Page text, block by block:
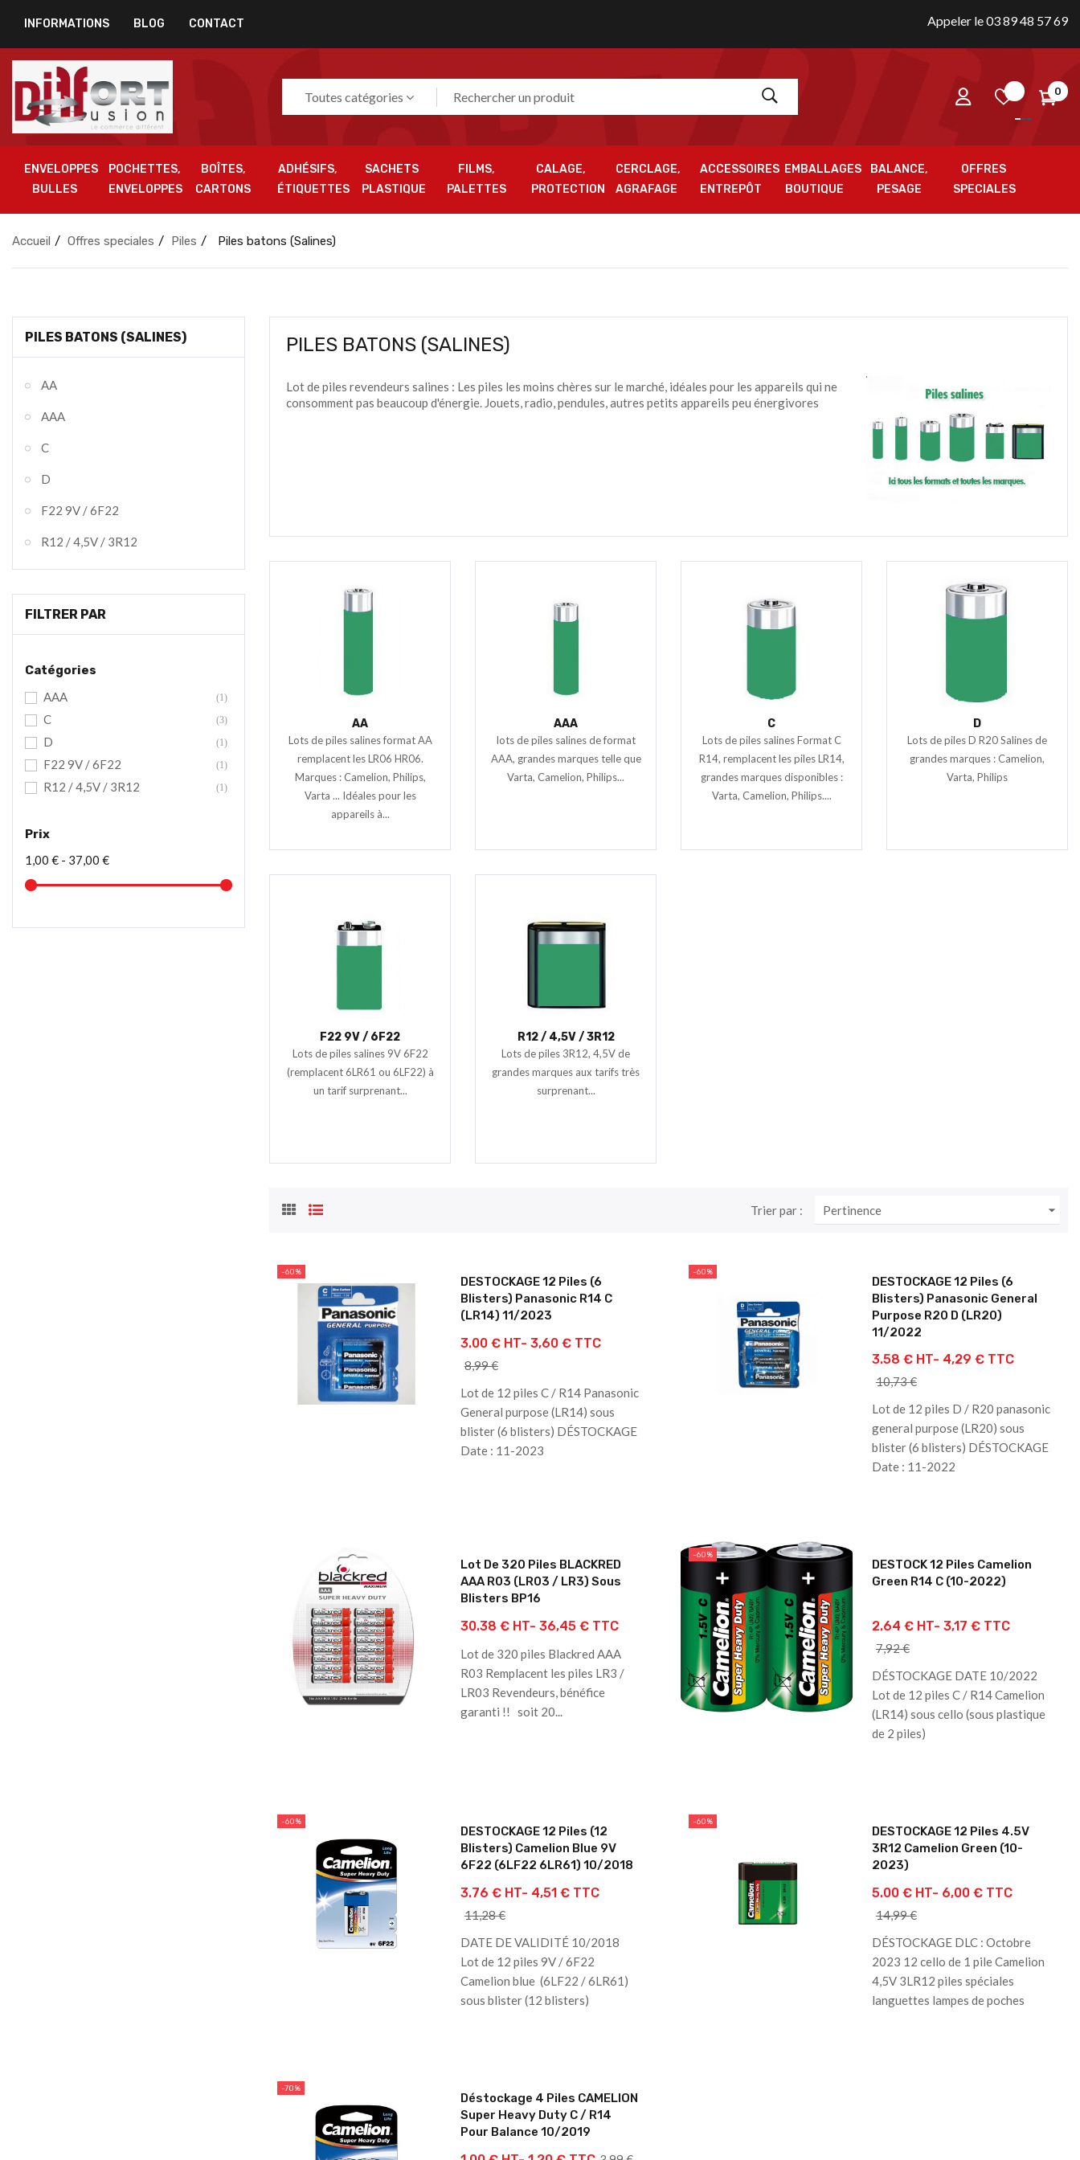
INFORMATIONS BLOG CONTACT Appeler le 03 89 48 57 69
Toutes catégories 0
ENVELOPPES
BULLES
POCHETTES,
ENVELOPPES
BOÎTES,
CARTONS
ADHÉSIFS,
ÉTIQUETTES
SACHETS
PLASTIQUE
FILMS,
PALETTES
CALAGE,
PROTECTION
CERCLAGE,
AGRAFAGE
ACCESSOIRES
ENTREPÔT
EMBALLAGES
BOUTIQUE
BALANCE,
PESAGE
OFFRES
SPECIALES
Accueil Offres speciales Piles Piles batons (Salines)
PILES BATONS (SALINES)
AA
AAA
C
D
F22 9V / 6F22
R12 / 4,5V / 3R12
FILTRER PAR
Catégories
AAA
(1)
C (3)
D (1)
F22 9V / 6F22 (1)
R12 / 4,5V / 3R12 (1)
Prix
1,00 € - 37,00 €
PILES BATONS (SALINES)
Lot de piles revendeurs salines : Les piles les moins chères sur le marché, idéales pour les appareils qui ne
consomment pas beaucoup d'énergie. Jouets, radio, pendules, autres petits appareils peu énergivores
AA
Lots de piles salines format AA
remplacent les LR06 HR06.
Marques : Camelion, Philips,
Varta ... Idéales pour les
appareils à...
AAA
lots de piles salines de format
AAA, grandes marques telle que
Varta, Camelion, Philips...
C
Lots de piles salines Format C
R14, remplacent les piles LR14,
grandes marques disponibles :
Varta, Camelion, Philips....
D
Lots de piles D R20 Salines de
grandes marques : Camelion,
Varta, Philips
F22 9V / 6F22
Lots de piles salines 9V 6F22
(remplacent 6LR61 ou 6LF22) à
un tarif surprenant...
R12 / 4,5V / 3R12
Lots de piles 3R12, 4,5V de
grandes marques aux tarifs très
surprenant...
Trier par : Pertinence 
-60%
DESTOCKAGE 12 Piles (6
Blisters) Panasonic R14 C
(LR14) 11/2023
3.00 € HT- 3,60 € TTC
8,99 €
Lot de 12 piles C / R14 Panasonic
General purpose (LR14) sous
blister (6 blisters) DÉSTOCKAGE
Date : 11-2023
-60%
DESTOCKAGE 12 Piles (6
Blisters) Panasonic General
Purpose R20 D (LR20)
11/2022
3.58 € HT- 4,29 € TTC
10,73 €
Lot de 12 piles D / R20 panasonic
general purpose (LR20) sous
blister (6 blisters) DÉSTOCKAGE
Date : 11-2022
Lot De 320 Piles BLACKRED
AAA R03 (LR03 / LR3) Sous
Blisters BP16
30.38 € HT- 36,45 € TTC
Lot de 320 piles Blackred AAA
R03 Remplacent les piles LR3 /
LR03 Revendeurs, bénéfice
garanti !! soit 20...
-60%
DESTOCK 12 Piles Camelion
Green R14 C (10-2022)
2.64 € HT- 3,17 € TTC
7,92 €
DÉSTOCKAGE DATE 10/2022
Lot de 12 piles C / R14 Camelion
(LR14) sous cello (sous plastique
de 2 piles)
-60%
DESTOCKAGE 12 Piles (12
Blisters) Camelion Blue 9V
6F22 (6LF22 6LR61) 10/2018
3.76 € HT- 4,51 € TTC
11,28 €
DATE DE VALIDITÉ 10/2018
Lot de 12 piles 9V / 6F22
Camelion blue (6LF22 / 6LR61)
sous blister (12 blisters)
-60%
DESTOCKAGE 12 Piles 4.5V
3R12 Camelion Green (10-
2023)
5.00 € HT- 6,00 € TTC
14,99 €
DÉSTOCKAGE DLC : Octobre
2023 12 cello de 1 pile Camelion
4,5V 3LR12 piles spéciales
languettes lampes de poches
-70%
Déstockage 4 Piles CAMELION
Super Heavy Duty C / R14
Pour Balance 10/2019